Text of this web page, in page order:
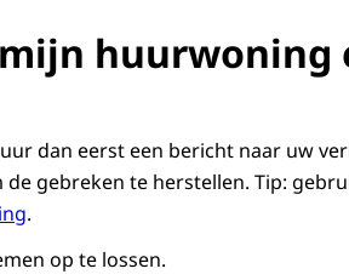
geld krijgt voor schade. Dit geldt
of keuken met stromend water en
waardoor anderen de woning in
Bijvoorbeeld:
verbrandingsgassen
huurwoning
dan eerst een bericht naar uw
gebreken te herstellen. Tip:
.
op te lossen.